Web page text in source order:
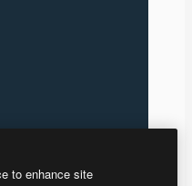
to enhance site